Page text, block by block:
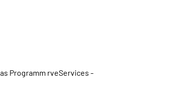
Programm rveServices -